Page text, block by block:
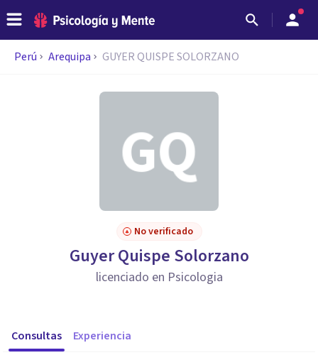
Perú Arequipa GUYER QUISPE SOLORZANO
No verificado
Guyer Quispe Solorzano
licenciado en Psicologia
Consultas Experiencia